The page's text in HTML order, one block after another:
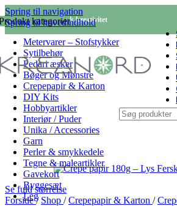
Spring til navigation
Spring til hovedindhold
- Nordisk kreativitet
kategorier
Metervarer – Stofstykker
Sytilbehør
Pedari æsker
Bøger og Mønstre
Crepepapir & Karton
DIY Kits
Hobbyartikler
Interiør / Puder
Unika / Accessories
Garn
Perler & smykkedele
Tegne & maleartikler
Gavekort
Byggesæt
Leg
Se fuld størrelse
Forside/ Shop / Crepepapir & Karton /